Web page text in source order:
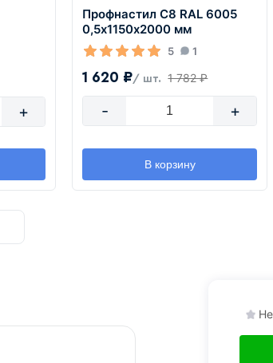
+
Профнастил С8 RAL 6005
0,5х1150х2000 мм
5 1
1 620 ₽/ шт. 1 782 ₽
- +
В корзину